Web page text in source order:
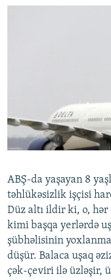
KARIKATURA
AZƏRBAYCAN ƏDƏBIYYATI
İSLAM VƏ DEMOKRATIYA
İZ - MƏDƏNIYYƏT
PEŞƏ ETIKASI VƏ
MATERIALLARIMIZDAN
BIZIMLƏ ƏLAQƏ
XƏBƏR BÜLLETENLƏRIMIZ
ABŞ-da yaşayan 8
təhlükəsizlik işçisi
Düz altı ildir ki, o, hər
kimi başqa yerlərdə
şübhəlisinin
düşür. Balaca uşaq
çək-çeviri ilə üzləşir,